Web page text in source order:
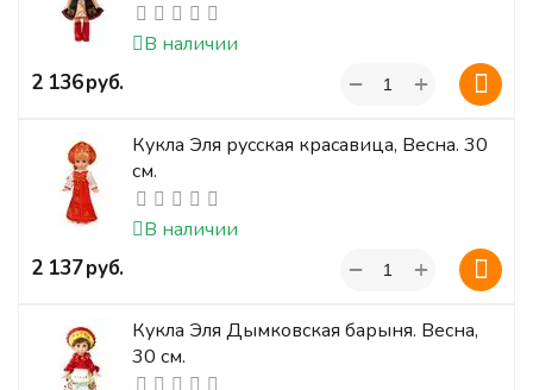
В наличии
‍2 136‍руб. +
−
Кукла Эля русская красавица, Весна. 30
см.
В наличии
‍2 137‍руб. +
−
Кукла Эля Дымковская барыня. Весна,
30 см.